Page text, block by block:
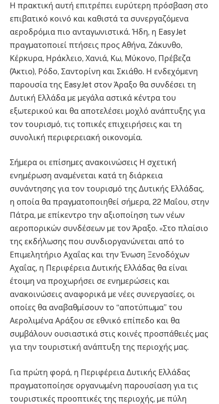
Η πρακτική αυτή επιτρέπει ευρύτερη πρόσβαση στο
επιβατικό κοινό και καθιστά τα συνεργαζόµενα
αεροδρόµια πιο ανταγωνιστικά. Ήδη, η EasyJet
πραγµατοποιεί πτήσεις προς Αθήνα, Ζάκυνθο,
Κέρκυρα, Ηράκλειο, Χανιά, Κω, Μύκονο, Πρέβεζα
(Άκτιο), Ρόδο, Σαντορίνη και Σκιάθο. Η ενδεχόµενη
παρουσία της EasyJet στον Άραξο θα συνδέσει τη
∆υτική Ελλάδα µε µεγάλα αστικά κέντρα του
εξωτερικού και θα αποτελέσει µοχλό ανάπτυξης για
τον τουρισµό, τις τοπικές επιχειρήσεις και τη
συνολική περιφερειακή οικονοµία.
Σήµερα οι επίσηµες ανακοινώσεις Η σχετική
ενηµέρωση αναµένεται κατά τη διάρκεια
συνάντησης για τον τουρισµό της ∆υτικής Ελλάδας,
η οποία θα πραγµατοποιηθεί σήµερα, 22 Μαΐου, στην
Πάτρα, µε επίκεντρο την αξιοποίηση των νέων
αεροπορικών συνδέσεων µε τον Άραξο. «Στο πλαίσιο
της εκδήλωσης που συνδιοργανώνεται από το
Επιµελητήριο Αχαΐας και την Ένωση Ξενοδόχων
Αχαΐας, η Περιφέρεια ∆υτικής Ελλάδας θα είναι
έτοιµη να προχωρήσει σε ενηµερώσεις και
ανακοινώσεις αναφορικά µε νέες συνεργασίες, οι
οποίες θα αναβαθµίσουν το “αποτύπωµα” του
Αερολιµένα Αράξου σε εθνικό επίπεδο και θα
συµβάλουν ουσιαστικά στις κοινές προσπάθειές µας
για την τουριστική ανάπτυξη της περιοχής µας.
Για πρώτη φορά, η Περιφέρεια ∆υτικής Ελλάδας
πραγµατοποίησε οργανωµένη παρουσίαση για τις
τουριστικές προοπτικές της περιοχής, µε πύλη